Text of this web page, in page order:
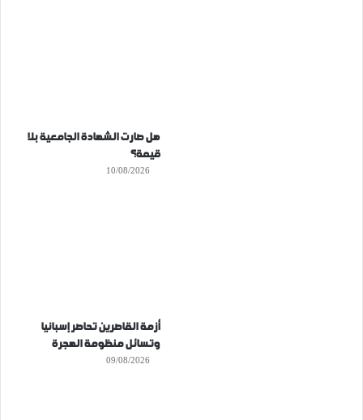
هل صارت الشهادة الجامعية بلا
قيمة؟
10/08/2026
أزمة القاصرين تحاصر إسبانيا
وتسائل منظومة الهجرة
09/08/2026